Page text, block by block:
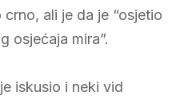
ali je da je “osjetio
osjećaja mira”.
iskusio i neki vid